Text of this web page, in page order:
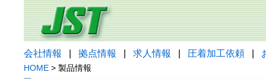
会社情報 拠点情報 求人情報 圧着加工依頼
HOME > 製品情報